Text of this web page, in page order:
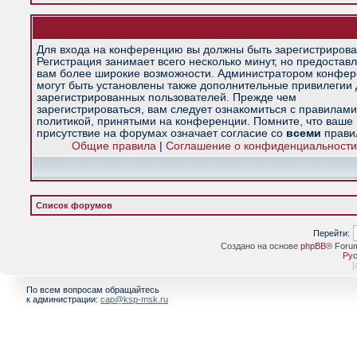
Для входа на конференцию вы должны быть
Регистрация занимает всего несколько минут, но
вам более широкие возможности. Администратором
могут быть установлены также дополнительные привилегии
зарегистрированных пользователей. Прежде чем
зарегистрироваться, вам следует ознакомиться с
политикой, принятыми на конференции. Помните, что ваше
присутствие на форумах означает согласие со всеми
Общие правила| Соглашение о конфиденциальности
Список форумов
Перейти:
Создано на основе phpBB®
[
По всем вопросам обращайтесь
к администрации: cap@ksp-msk.ru